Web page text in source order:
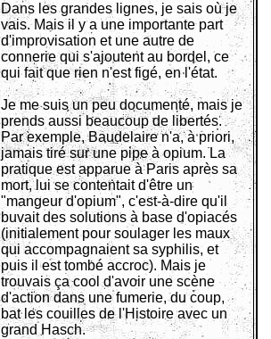
Dans les grandes lignes, je sais où je
vais. Mais il y a une importante part
d'improvisation et une autre de
connerie qui s'ajoutent au bordel, ce
qui fait que rien n'est figé, en l'état.
Je me suis un peu documenté, mais je
prends aussi beaucoup de libertés.
Par exemple, Baudelaire n'a, à priori,
jamais tiré sur une pipe à opium. La
pratique est apparue à Paris après sa
mort, lui se contentait d'être un
"mangeur d'opium", c'est-à-dire qu'il
buvait des solutions à base d'opiacés
(initialement pour soulager les maux
qui accompagnaient sa syphilis, et
puis il est tombé accroc). Mais je
trouvais ça cool d'avoir une scène
d'action dans une fumerie, du coup,
bat les couilles de l'Histoire avec un
grand Hasch.